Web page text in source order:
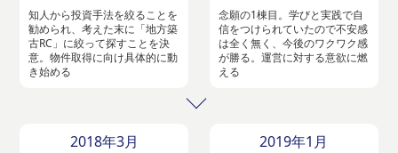
知人から投資手法を絞ることを
勧められ、考えた末に「地方築
古RC」に絞って探すことを決
意。物件取得に向け具体的に動
き始める
念願の1棟目。学びと実践で自
信をつけられていたので不安感
は全く無く、今後のワクワク感
が勝る。運営に対する意欲に燃
える
2018年3月 2019年1月